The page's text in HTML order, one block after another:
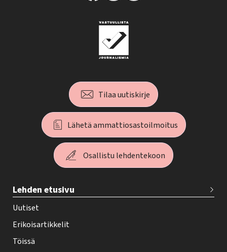
Tilaa uutiskirje
Lähetä ammattiosastoilmoitus
Osallistu lehdentekoon
e
h
y
-
Lehden etusivu
Uutiset
Erikoisartikkelit
Töissä